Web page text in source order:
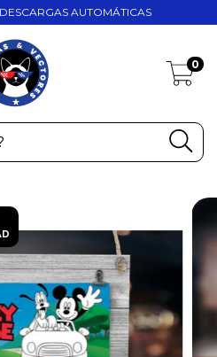
AUTOMÁTICAS
0